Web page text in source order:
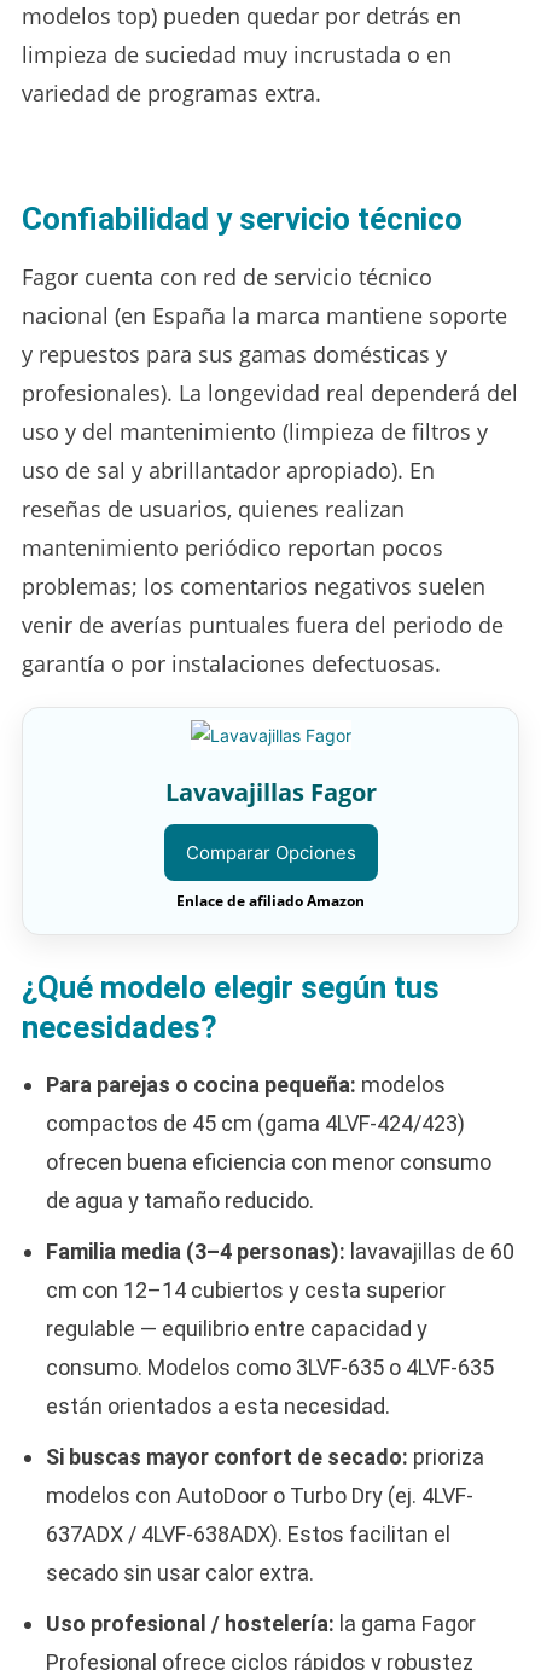
modelos top) pueden quedar por detrás en
limpieza de suciedad muy incrustada o en
variedad de programas extra.
Confiabilidad y servicio técnico
Fagor cuenta con red de servicio técnico
nacional (en España la marca mantiene soporte
y repuestos para sus gamas domésticas y
profesionales). La longevidad real dependerá del
uso y del mantenimiento (limpieza de filtros y
uso de sal y abrillantador apropiado). En
reseñas de usuarios, quienes realizan
mantenimiento periódico reportan pocos
problemas; los comentarios negativos suelen
venir de averías puntuales fuera del periodo de
garantía o por instalaciones defectuosas.
Lavavajillas Fagor
Comparar Opciones
Enlace de afiliado Amazon
¿Qué modelo elegir según tus
necesidades?
Para parejas o cocina pequeña: modelos
compactos de 45 cm (gama 4LVF-424/423)
ofrecen buena eficiencia con menor consumo
de agua y tamaño reducido.
Familia media (3–4 personas): lavavajillas de 60
cm con 12–14 cubiertos y cesta superior
regulable — equilibrio entre capacidad y
consumo. Modelos como 3LVF-635 o 4LVF-635
están orientados a esta necesidad.
Si buscas mayor confort de secado: prioriza
modelos con AutoDoor o Turbo Dry (ej. 4LVF-
637ADX / 4LVF-638ADX). Estos facilitan el
secado sin usar calor extra.
Uso profesional / hostelería: la gama Fagor
Profesional ofrece ciclos rápidos y robustez